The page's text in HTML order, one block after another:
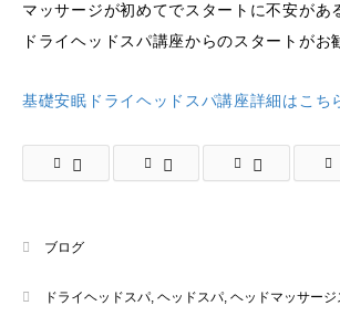
マッサージが初めてでスタートに不安があ
ドライヘッドスパ講座からのスタートがお
基礎安眠ドライヘッドスパ講座詳細はこち
ブログ
ドライヘッドスパ, ヘッドスパ, ヘッドマッサージ